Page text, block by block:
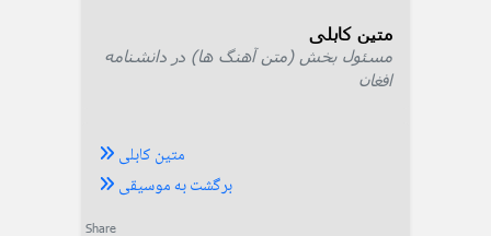
متین کابلی
مسئول بخش (متن آهنگ ها) در دانشنامه
افغان
متین کابلی
برگشت به موسیقی
Share